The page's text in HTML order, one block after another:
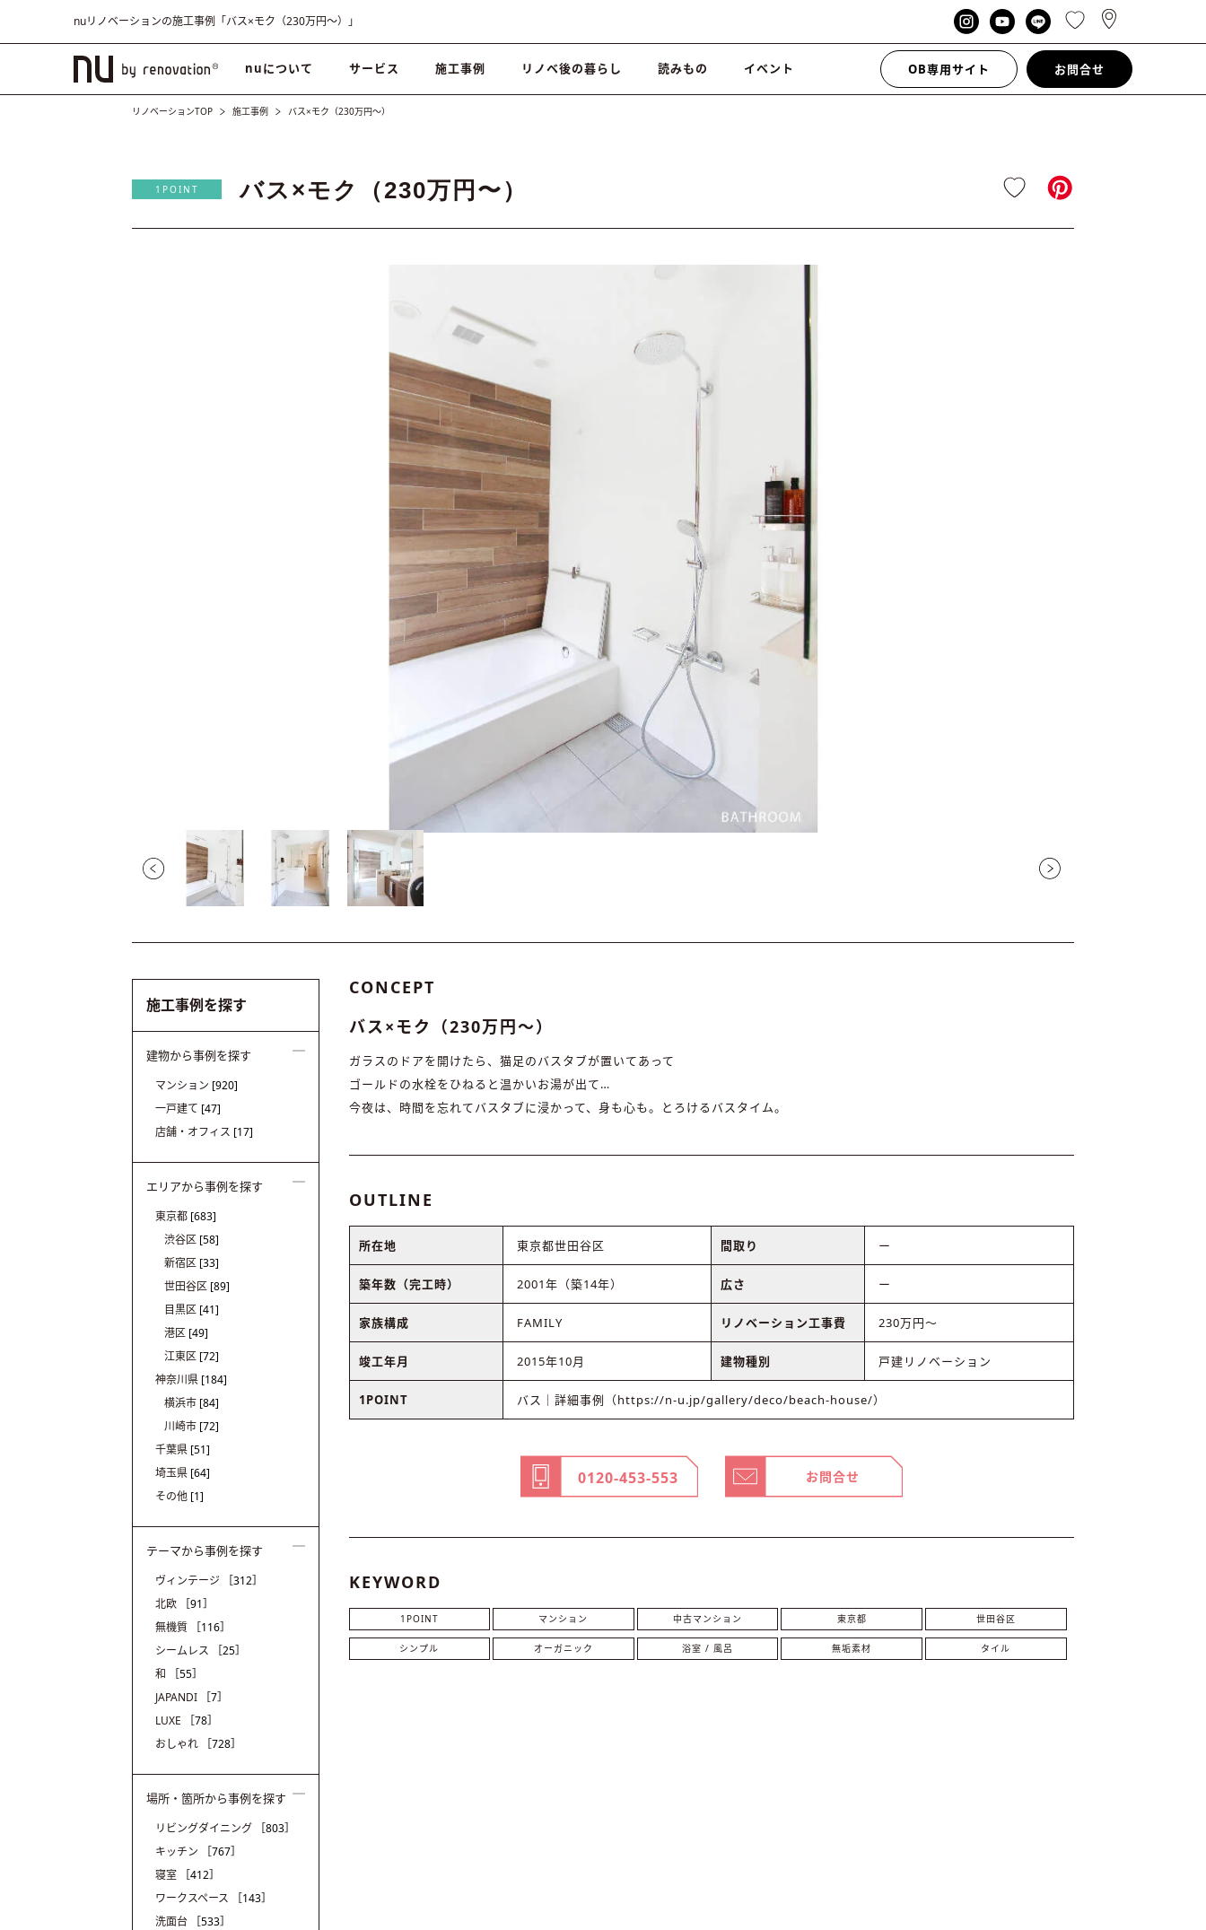
nuリノベーションの施工事例「バス×モク（230万円〜）」
nuについて サービス 施工事例 リノベ後の暮らし 読みもの イベント OB専用サイト お問合せ
リノベーションTOP 施工事例 バス×モク（230万円〜）
1POINT バス×モク（230万円〜）
CONCEPT
バス×モク（230万円〜）
ガラスのドアを開けたら、猫足のバスタブが置いてあって
ゴールドの水栓をひねると温かいお湯が出て…
今夜は、時間を忘れてバスタブに浸かって、身も心も。とろけるバスタイム。
OUTLINE
所在地 東京都世田谷区 間取り ー
築年数（完工時） 2001年（築14年） 広さ ー
家族構成 FAMILY リノベーション工事費 230万円〜
竣工年月 2015年10月 建物種別 戸建リノベーション
1POINT バス｜詳細事例（https://n-u.jp/gallery/deco/beach-house/）
0120-453-553 お問合せ
KEYWORD
1POINT マンション 中古マンション 東京都 世田谷区
シンプル オーガニック 浴室 / 風呂 無垢素材 タイル
施工事例を探す
建物から事例を探す
マンション [920]
一戸建て [47]
店舗・オフィス [17]
エリアから事例を探す
東京都 [683]
渋谷区 [58]
新宿区 [33]
世田谷区 [89]
目黒区 [41]
港区 [49]
江東区 [72]
神奈川県 [184]
横浜市 [84]
川崎市 [72]
千葉県 [51]
埼玉県 [64]
その他 [1]
テーマから事例を探す
ヴィンテージ
［312］
北欧
［91］
無機質
［116］
シームレス
［25］
和
［55］
JAPANDI
［7］
LUXE
［78］
おしゃれ
［728］
場所・箇所から事例を探す
リビングダイニング
［803］
キッチン
［767］
寝室
［412］
ワークスペース
［143］
洗面台
［533］